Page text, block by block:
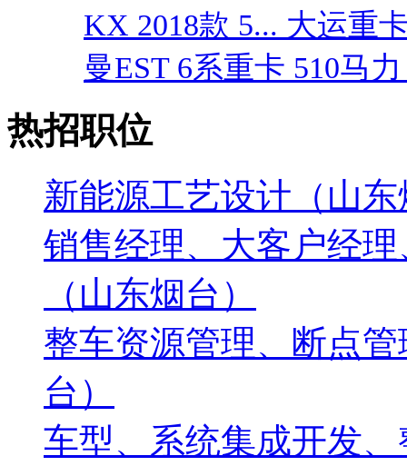
KX 2018款 5... 大运重
曼EST 6系重卡 510马
热招职位
新能源工艺设计（山
销售经理、大客户经
（山东烟台）
整车资源管理、断点
台）
车型、系统集成开发